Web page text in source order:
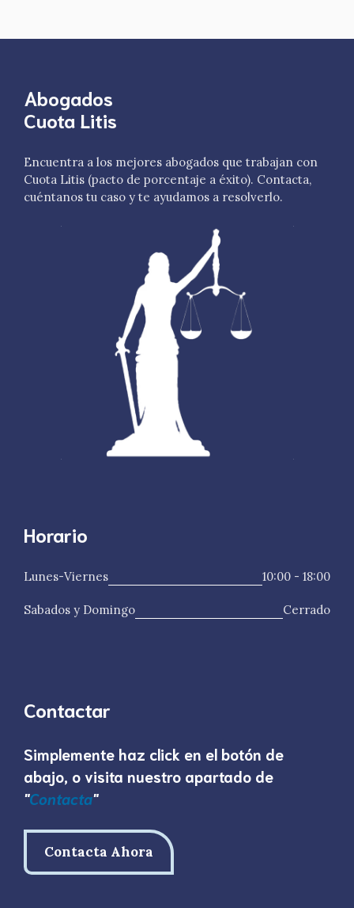
Abogados
Cuota Litis
Encuentra a los mejores abogados que trabajan con
Cuota Litis (pacto de porcentaje a éxito). Contacta,
cuéntanos tu caso y te ayudamos a resolverlo.
Horario
Lunes-Viernes 10:00 - 18:00
Sabados y Domingo Cerrado
Contactar
Simplemente haz click en el botón de
abajo, o visita nuestro apartado de
"Contacta"
Contacta Ahora